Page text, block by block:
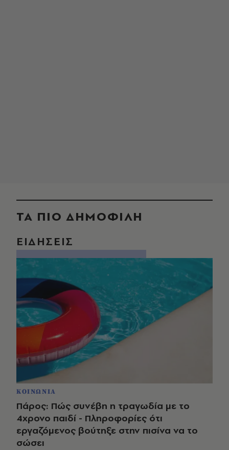
ΤΑ ΠΙΟ ΔΗΜΟΦΙΛΗ
ΕΙΔΗΣΕΙΣ
ΚΟΙΝΩΝΙΑ
Πάρος: Πώς συνέβη η τραγωδία με το
4χρονο παιδί - Πληροφορίες ότι
εργαζόμενος βούτηξε στην πισίνα να το
σώσει